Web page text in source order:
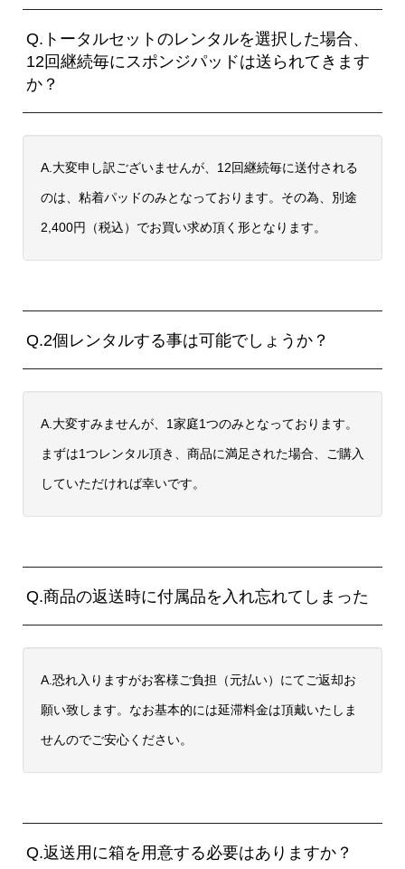
Q.トータルセットのレンタルを選択した場合、
12回継続毎にスポンジパッドは送られてきます
か？
A.大変申し訳ございませんが、12回継続毎に送付される
のは、粘着パッドのみとなっております。その為、別途
2,400円（税込）でお買い求め頂く形となります。
Q.2個レンタルする事は可能でしょうか？
A.大変すみませんが、1家庭1つのみとなっております。
まずは1つレンタル頂き、商品に満足された場合、ご購入
していただければ幸いです。
Q.商品の返送時に付属品を入れ忘れてしまった
A.恐れ入りますがお客様ご負担（元払い）にてご返却お
願い致します。なお基本的には延滞料金は頂戴いたしま
せんのでご安心ください。
Q.返送用に箱を用意する必要はありますか？